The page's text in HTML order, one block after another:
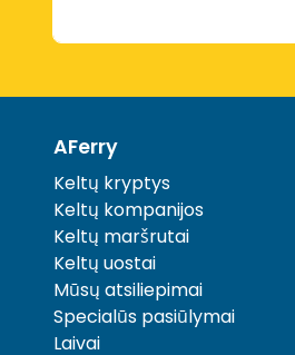
AFerry
Keltų kryptys
Keltų kompanijos
Keltų maršrutai
Keltų uostai
Mūsų atsiliepimai
Specialūs pasiūlymai
Laivai